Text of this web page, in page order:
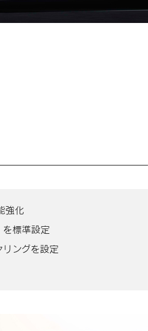
強化
を標準設定
リングを設定